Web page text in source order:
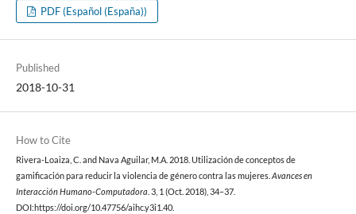
PDF (Español (España))
Published
2018-10-31
How to Cite
Rivera-Loaiza, C. and Nava Aguilar, M.A. 2018. Utilización de conceptos de
gamificación para reducir la violencia de género contra las mujeres. Avances en
Interacción Humano-Computadora . 3, 1 (Oct. 2018), 34–37.
DOI:https://doi.org/10.47756/aihc.y3i1.40.